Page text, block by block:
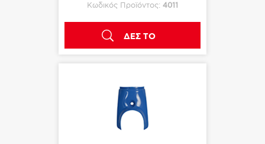
Κωδικός Προϊόντος: 4011
ΔΕΣ ΤΟ